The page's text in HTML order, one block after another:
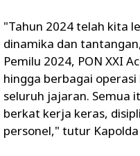
"Tahun 2024 telah kita
dinamika dan
Pemilu 2024, PON XXI
hingga berbagai
seluruh jajaran. Semua
berkat kerja keras,
personel," tutur Kapolda